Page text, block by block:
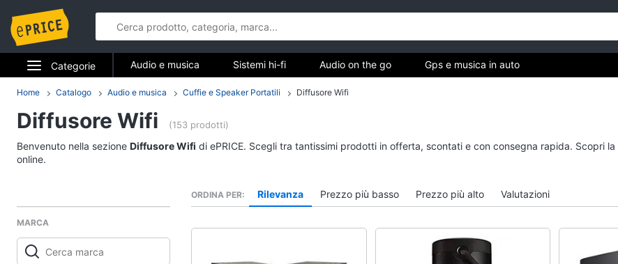
Categorie
Elettrodomestici
Informatica
Videogiochi
Audio e musica
Giradischi
Auricolari bluetooth
GPS auto
Audio e musica Sistemi hi-fi Audio on the go Gps e musica in auto
Strumenti musicali e attrezzatura per dj
Home Catalogo Audio e musica Cuffie e Speaker Portatili Diffusore Wifi
Diffusore Wifi (153 prodotti)
Benvenuto nella sezione Diffusore Wifi di ePRICE. Scegli tra tantissimi prodotti in offerta, scontati e con consegna rapida. Scopri
online.
MARCA
ORDINA PER Rilevanza Prezzo più basso Prezzo più alto Valutazioni